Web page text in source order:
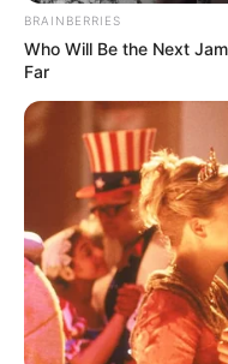
TEMAS
BUCARAMANGA
MANTÉNGASE
favor,
BRAINBERRIES
Who Will Be the Next
Far